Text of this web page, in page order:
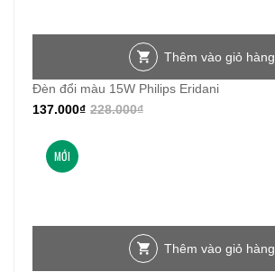
Thêm vào giỏ hàng
Đèn đổi màu 15W Philips Eridani
228.000₫
137.000₫
MỚI
Thêm vào giỏ hàng